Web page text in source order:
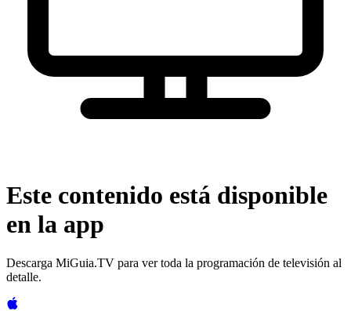
Este contenido está disponible
en la app
Descarga MiGuia.TV para ver toda la programación de televisión al
detalle.